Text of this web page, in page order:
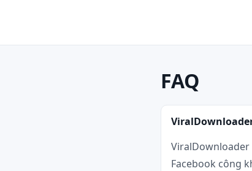
FAQ
ViralDownloader
Facebook công